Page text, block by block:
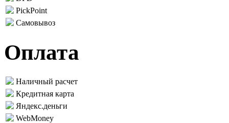
PickPoint
Самовывоз
Оплата
Наличный расчет
Кредитная карта
Яндекс.деньги
WebMoney